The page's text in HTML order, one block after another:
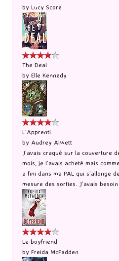
by Lucy Score
The Deal
by Elle Kennedy
L'Apprenti
by Audrey Alwett
J’avais craqué sur la couverture
mois, je l’avais acheté mais
a fini dans ma PAL qui s’allonge
mesure des sorties. J’avais besoin
Le boyfriend
by Freida McFadden